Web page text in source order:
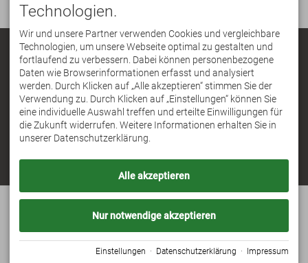
Stadt Iphofen
+49 9323 87150|info@vgem.iphofen.de
Termine &
Veranstaltungen
IPHOFENTOURISMUS
DATENSCHUTZ EINSTELLUNG BARRIEREFREIHEIT
Technologien.
Wir und unsere Partner verwenden Cookies und vergleichbare
Technologien, um unsere Webseite optimal zu gestalten und
fortlaufend zu verbessern. Dabei können personenbezogene
Daten wie Browserinformationen erfasst und analysiert
werden. Durch Klicken auf „Alle akzeptieren“ stimmen Sie der
Verwendung zu. Durch Klicken auf „Einstellungen“ können Sie
eine individuelle Auswahl treffen und erteilte Einwilligungen für
die Zukunft widerrufen. Weitere Informationen erhalten Sie in
unserer Datenschutzerklärung.
Alle akzeptieren
Nur notwendige akzeptieren
Einstellungen · Datenschutzerklärung · Impressum